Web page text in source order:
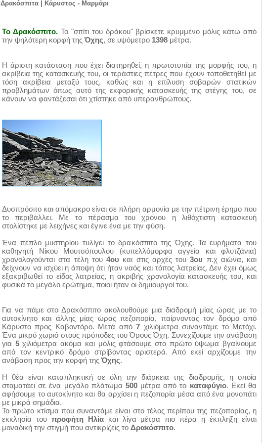
Δρακόσπιτα | Κάρυστος - Μαρμάρι
Το Δρακόσπιτο. Το "σπίτι του δράκου" βρίσκετε κρυμμένο μόλις κάτω από
την ψηλότερη κορφή της Όχης, σε υψόμετρο 1398 μέτρα.
Η άριστη κατάσταση που έχει διατηρηθεί, η πρωτοτυπία της μορφής του, η
ακρίβεια της κατασκευής του, οι τεράστιες πέτρες που έχουν τοποθετηθεί με
τόση ακρίβεια μεταξύ τους, καθώς και η επίλυση σοβαρών στατικών
προβλημάτων όπως αυτό της εκφορικής κατασκευής της στέγης του, σε
κάνουν να φαντάζεσαι ότι χτίστηκε από υπερανθρώπους.
Δυσπρόσιτο και απόμακρο είναι σε πλήρη αρμονία με την πέτρινη έρημο που
το περιβάλλει. Με το πέρασμα του χρόνου η λιθόχτιστη κατασκευή
στολίστηκε με λειχήνες και έγινε ένα με την φύση.
Ένα πέπλο μυστηρίου τυλίγει το δρακόσπιτο της Όχης. Τα ευρήματα του
καθηγητή Νίκου Μουτσόπουλου (κυπελλόμορφα αγγεία και φλυτζάνια)
χρονολογούνται στα τέλη του 4ου και στις αρχές του3ου π.χ αιώνα, και
δείχνουν να ισχύει η άποψη ότι ήταν ναός και τόπος λατρείας. Δεν έχει όμως
εξακριβωθεί το είδος λατρείας, η ακριβής χρονολογία κατασκευής του, και
φυσικά το μεγάλο ερώτημα, ποιοι ήταν οι δημιουργοί του.
Για να πάμε στο Δρακόσπιτο ακολουθούμε μια διαδρομή μίας ώρας με το
αυτοκίνητο και άλλης μίας ώρας πεζοπορία, παίρνοντας τον δρόμο από
Κάρυστο προς Καβοντόρο. Μετά από7 χιλιόμετρα συναντάμε το Μετόχι.
Ένα μικρό χωριό στους πρόποδες του Όρους Όχη. Συνεχίζουμε την ανάβαση
για 5χιλιόμετρα ακόμα και μόλις φτάσουμε στο πρώτο ύψωμα βγαίνουμε
από τον κεντρικό δρόμο στρίβοντας αριστερά. Από εκεί αρχίζουμε την
ανάβαση προς την κορφή της Όχης.
Η θέα είναι καταπληκτική σε όλη την διάρκεια της διαδρομής, η οποία
σταματάει σε ένα μεγάλο πλάτωμα 500μέτρα από το καταφύγιο. Εκεί θα
αφήσουμε το αυτοκίνητο και θα αρχίσει η πεζοπορία μέσα από ένα μονοπάτι
με μικρά σημάδια.
Το πρώτο κτίσμα που συναντάμε είναι στο τέλος περίπου της πεζοπορίας, η
εκκλησία του προφήτη Ηλίακαι λίγα μέτρα πιο πέρα η έκπληξη είναι
μοναδική την στιγμή που αντικρίζεις το Δρακόσπιτο.